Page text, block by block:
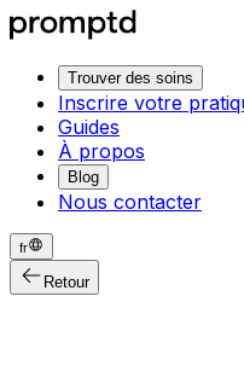
Trouver des soins
Inscrire votre
Guides
À propos
Blog
Nous contacter
fr
Retour